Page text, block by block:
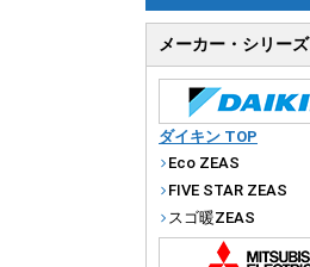
メーカー・シリーズ
ダイキン TOP
Eco ZEAS
FIVE STAR ZEAS
スゴ暖ZEAS